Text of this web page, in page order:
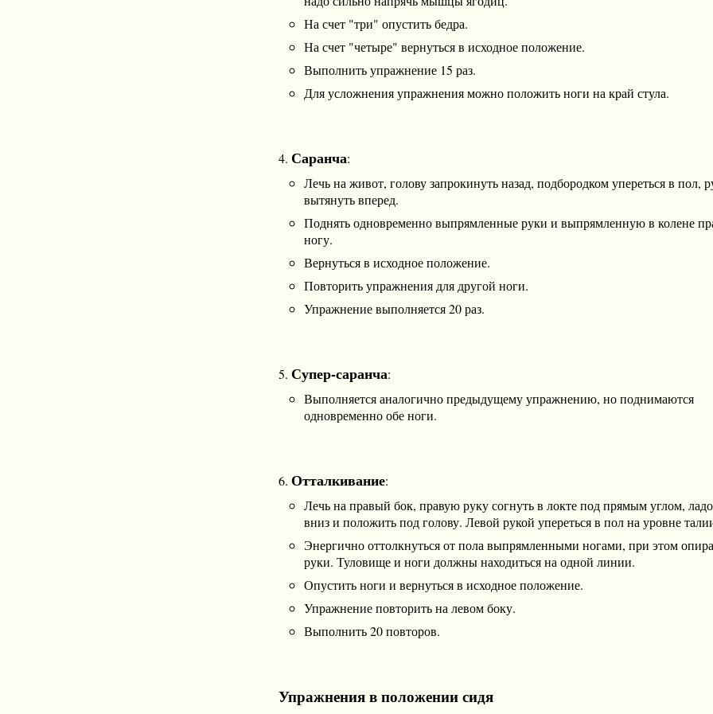
На счет "три" опустить бедра.
На счет "четыре" вернуться в исходное положение.
Выполнить упражнение 15 раз.
Для усложнения упражнения можно положить ноги на край стула.
Саранча:
Лечь на живот, голову запрокинуть назад, подбородком упереться в пол,
вытянуть вперед.
Поднять одновременно выпрямленные руки и выпрямленную в колене
ногу.
Вернуться в исходное положение.
Повторить упражнения для другой ноги.
Упражнение выполняется 20 раз.
Супер-саранча:
Выполняется аналогично предыдущему упражнению, но поднимаются
одновременно обе ноги.
Отталкивание:
Лечь на правый бок, правую руку согнуть в локте под прямым углом,
вниз и положить под голову. Левой рукой упереться в пол на уровне
Энергично оттолкнуться от пола выпрямленными ногами, при этом
руки. Туловище и ноги должны находиться на одной линии.
Опустить ноги и вернуться в исходное положение.
Упражнение повторить на левом боку.
Выполнить 20 повторов.
Упражнения в положении сидя